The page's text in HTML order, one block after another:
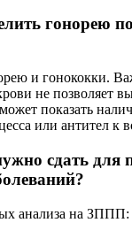
гонорею
и гонококки.
не позволяет
показать
или антител к
сдать для
анализа на ЗППП: